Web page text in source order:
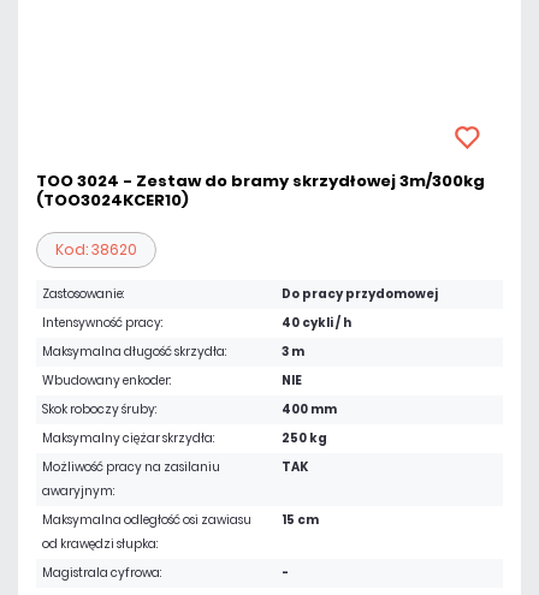
TOO 3024 - Zestaw do bramy skrzydłowej 3m/300kg
(TOO3024KCER10)
Kod: 38620
Zastosowanie:
Do pracy przydomowej
Intensywność pracy:
40 cykli / h
Maksymalna długość skrzydła:
3 m
Wbudowany enkoder:
NIE
Skok roboczy śruby:
400 mm
Maksymalny ciężar skrzydła:
250 kg
Możliwość pracy na zasilaniu
awaryjnym:
TAK
Maksymalna odległość osi zawiasu
od krawędzi słupka:
15 cm
Magistrala cyfrowa: -